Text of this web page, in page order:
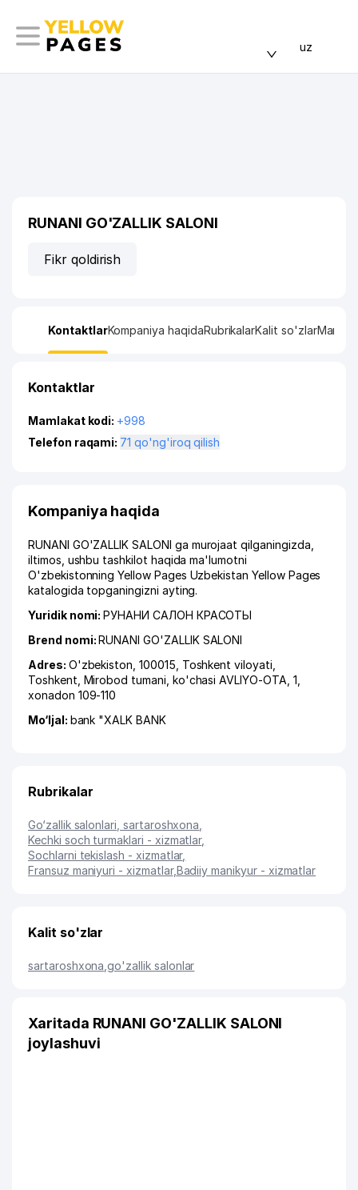
uz
RUNANI GO'ZALLIK SALONI
Fikr qoldirish
KontaktlarKompaniya haqidaRubrikalarKalit so'zlarManzil
Kontaktlar
Mamlakat kodi: +998
Telefon raqami:
71 qo'ng'iroq qilish
Kompaniya haqida
RUNANI GO'ZALLIK SALONI ga murojaat qilganingizda,
iltimos, ushbu tashkilot haqida ma'lumotni
O'zbekistonning Yellow Pages Uzbekistan Yellow Pages
katalogida topganingizni ayting.
Yuridik nomi:РУНАНИ САЛОН КРАСОТЫ
Brend nomi:RUNANI GO'ZALLIK SALONI
Adres: O'zbekiston, 100015, Toshkent viloyati
Toshkent Mirobod tumani ko'chasi AVLIYO-OTA , 1,
xonadon 109-110
Mo‘ljal: bank "XALK BANK
Rubrikalar
Go‘zallik salonlari, sartaroshxona
Kechki soch turmaklari - xizmatlar,
Sochlarni tekislash - xizmatlar,
Fransuz maniyuri - xizmatlar,Badiiy manikyur - xizmatlar
Kalit so'zlar
sartaroshxona ,go'zallik salonlar
Xaritada RUNANI GO'ZALLIK SALONI
joylashuvi